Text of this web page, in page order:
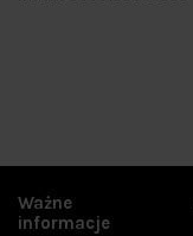
Ważne
informacje